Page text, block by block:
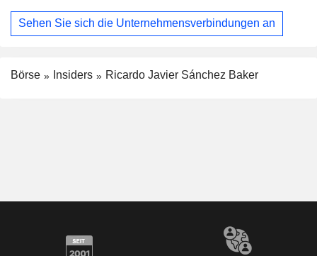
Sehen Sie sich die Unternehmensverbindungen an
Börse Insiders Ricardo Javier Sánchez Baker